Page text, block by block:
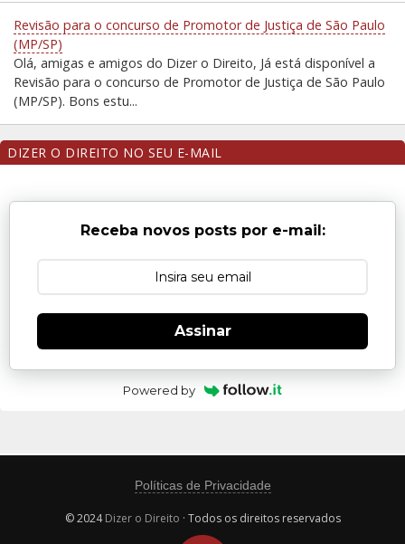
Revisão para o concurso de Promotor de Justiça de São Paulo
(MP/SP)
Olá, amigas e amigos do Dizer o Direito, Já está disponível a
Revisão para o concurso de Promotor de Justiça de São Paulo
(MP/SP). Bons estu...
DIZER O DIREITO NO SEU E-MAIL
Receba novos posts por e-mail:
Assinar
Powered by
Políticas de Privacidade
© 2024Dizer o Direito · Todos os direitos reservados